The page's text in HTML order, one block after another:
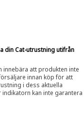
din Cat-utrustning utifrån
innebära att produkten inte
innan köp för att
i dess aktuella
kan inte garantera